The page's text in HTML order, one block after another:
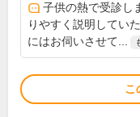
子供の熱で受診し
りやすく説明してい
にはお伺いさせて...
こ